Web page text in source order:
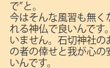
で”と。
今はそんな風習も無く
れる神仏で良いんです。
いません。石切神社の
の者の倖せと我が心の
いんです。